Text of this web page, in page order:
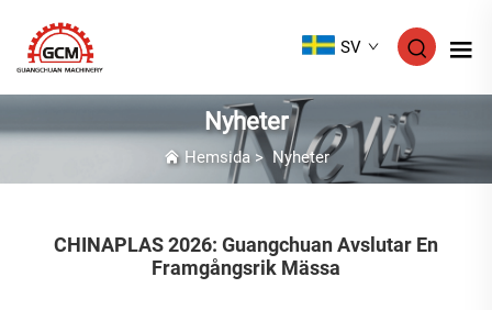
SV
Nyheter
Hemsida> Nyheter
CHINAPLAS 2026: Guangchuan Avslutar En
Framgångsrik Mässa